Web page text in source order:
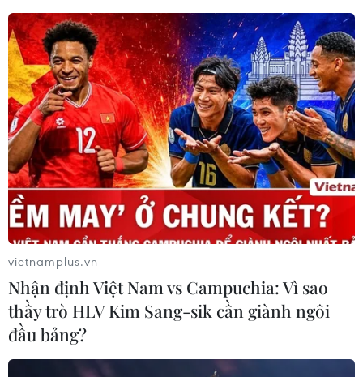
Ghép tế bào gốc tạo máu: Thêm cơ hội cho
bệnh nhi ung thư​
14/02/2023 05:13
Những bệnh nhi bị u nguyên bào thần kinh nguy cơ cao
có tỷ lệ sống trên 5 năm chỉ từ 20 đến 30%, nhưng nếu
ghép tế bào gốc tạo máu và điều trị duy trì thì tỷ lệ sống
sau 5 năm lên đến từ 30 đến 60%.
vietnamplus.vn
Nhận định Việt Nam vs Campuchia: Vì sao
thầy trò HLV Kim Sang-sik cần giành ngôi
đầu bảng?